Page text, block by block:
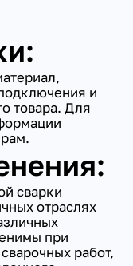
и
товара. Для
сварки
отраслях
при
работ,